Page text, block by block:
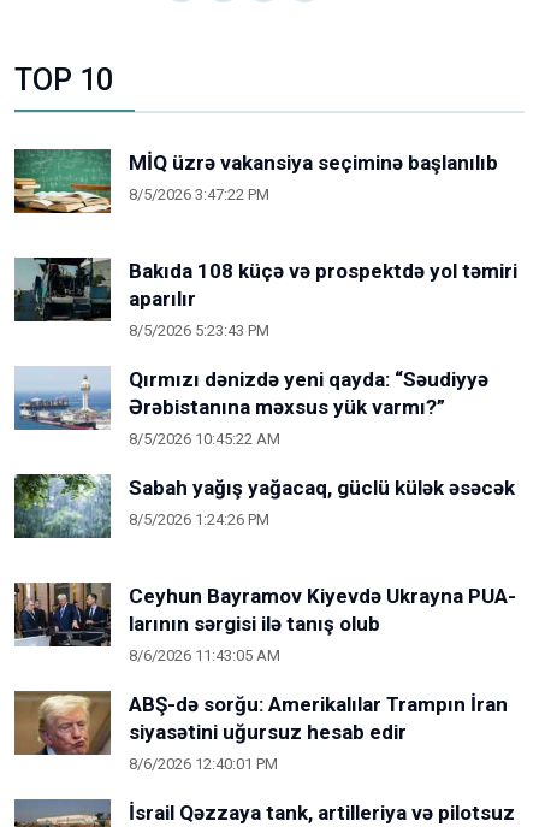
TOP 10
MİQ üzrə vakansiya seçiminə başlanılıb
8/5/2026 3:47:22 PM
Bakıda 108 küçə və prospektdə yol təmiri
aparılır
8/5/2026 5:23:43 PM
Qırmızı dənizdə yeni qayda: “Səudiyyə
Ərəbistanına məxsus yük varmı?”
8/5/2026 10:45:22 AM
Sabah yağış yağacaq, güclü külək əsəcək
8/5/2026 1:24:26 PM
Ceyhun Bayramov Kiyevdə Ukrayna PUA-
larının sərgisi ilə tanış olub
8/6/2026 11:43:05 AM
ABŞ-də sorğu: Amerikalılar Trampın İran
siyasətini uğursuz hesab edir
8/6/2026 12:40:01 PM
İsrail Qəzzaya tank, artilleriya və pilotsuz